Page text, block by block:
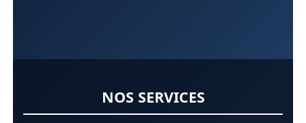
NOS SERVICES